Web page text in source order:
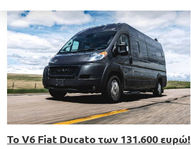
Το V6 Fiat Ducato των 131.600 ευρώ!